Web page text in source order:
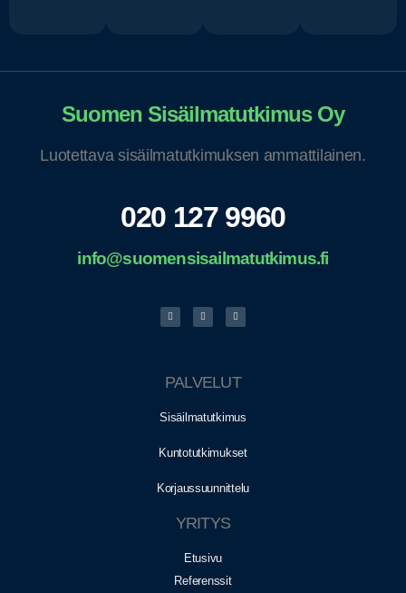
Suomen Sisäilmatutkimus Oy
Luotettava sisäilmatutkimuksen ammattilainen.
020 127 9960
info@suomensisailmatutkimus.fi
PALVELUT
Sisäilmatutkimus
Kuntotutkimukset
Korjaussuunnittelu
YRITYS
Etusivu
Referenssit